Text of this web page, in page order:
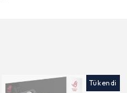
Tükendi